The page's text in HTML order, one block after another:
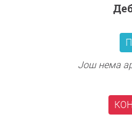
Још нема